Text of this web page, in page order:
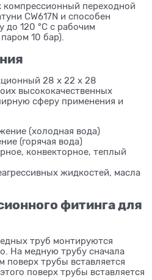
компрессионный переходной
CW617N и способен
до 120 °C с рабочим
10 бар).
28 x 22 x 28
высококачественных
сферу применения и
(холодная вода)
(горячая вода)
конвекторное, теплый
жидкостей, масла
фитинга для
труб монтируются
На медную трубу сначала
поверх трубы вставляется
поверх трубы вставляется